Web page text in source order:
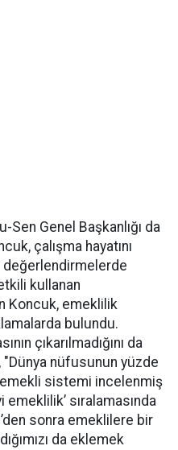
Genel Başkanlığı da
çalışma hayatını
değerlendirmelerde
kullanan
Koncuk, emeklilik
bulundu.
çıkarılmadığını da
"Dünya nüfusunun yüzde
sistemi incelenmiş
emeklilik’ sıralamasında
sonra emeklilere bir
da eklemek